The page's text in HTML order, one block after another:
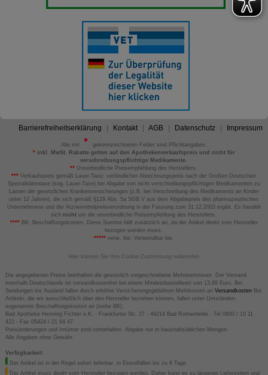
Barrierefreiheitserklärung Kontakt AGB Datenschutz Impressum
Alle mit
gekennzeichneten Felder sind Pflichtangaben.
*inkl. MwSt. Rabatte gelten auf den Apothekenverkaufspreis und nicht für
verschreibungspflichtige Medikamente.
** Unverbindliche Preisempfehlung des Herstellers.
*** Verkaufspreis gemäß Lauer-Taxe; verbindlicher Abrechnungspreis nach der Großen Deutschen
Spezialitätentaxe (sog. Lauer-Taxe) bei Abgabe von nicht verschreibungspflichtigen Medikamenten zu
Lasten der gesetzlichen Krankenversicherungen (z.B. bei Verschreibung des Medikaments an Kinder
unter 12 Jahren), die sich gemäß §129 Abs. 5a SGB V aus dem Abgabepreis des pharmazeutischen
Unternehmens und der Arzneimittelpreisverordnung in der Fassung zum 31.12.2003 ergibt. Es handelt
sich nicht um die unverbindliche Preisempfehlung des Herstellers.
****BK: Beschaffungskosten. Diese Summe fällt zusätzlich an, da der Artikel direkt vom Hersteller
bezogen werden muss.
*****verw. bis: Verwendbar bis.
Hier können Sie Ihre Cookie-Zustimmung widerrufen
Die angegebenen Preise beinhalten die gesetzlich vorgeschriebene Mehrwertsteuer. Der Versand
innerhalb Deutschlands ist versandkostenfrei bei einem Mindestbestellwert von 13,99 Euro. Bei
Sendungen ins Ausland fallen durch erhöhte Versicherungsgebühren Mehrkosten an VersandkostenBei
Artikeln, die wir ausschließlich über den Hersteller beziehen können, fallen unter Umständen
sogenannte Beschaffungskosten an (siehe BK).
Bad Apotheke Henning Fichter e.K. - Frankfurter Str. 27 - 49214 Bad Rothenfelde - Tel 0800 / 10 11
422 - Fax 05424 / 21 64 47
Preisänderungen und Irrtümer sind vorbehalten. Abgabe nur in haushaltsüblichen Mengen.
Alle Angaben ohne Gewähr.
Verfügbarkeit:
Der Artikel ist in der Regel sofort lieferbar, in Einzelfällen bis zu 6 Tage.
Der Artikel muss direkt vom Hersteller bezogen werden. Daher kann es zu längeren Lieferzeiten und